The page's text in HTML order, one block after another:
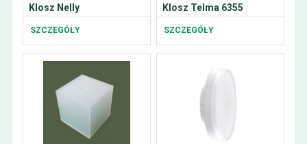
Klosz Nelly
SZCZEGÓŁY
Klosz Telma 6355
SZCZEGÓŁY